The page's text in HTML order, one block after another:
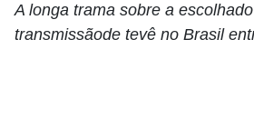
A longa trama sobre a
transmissãode tevê no Brasil